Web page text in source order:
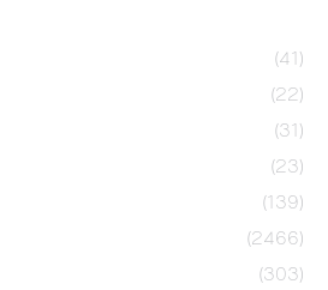
(41)
(22)
(31)
(23)
(139)
(2466)
(303)